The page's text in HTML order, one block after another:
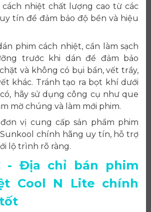
nhiệt chất lượng cao từ các
tín để đảm bảo độ bền và hiệu
phim cách nhiệt, cần làm sạch
trước khi dán để đảm bảo
và không có bụi bẩn, vết trầy,
khác. Tránh tạo ra bọt khí dưới
hãy sử dụng công cụ như que
mờ chúng và làm mới phim.
vị cung cấp sản phẩm phim
chính hãng uy tín, hỗ trợ
lộ trình rõ ràng.
- Địa chỉ bán phim
Cool N Lite chính